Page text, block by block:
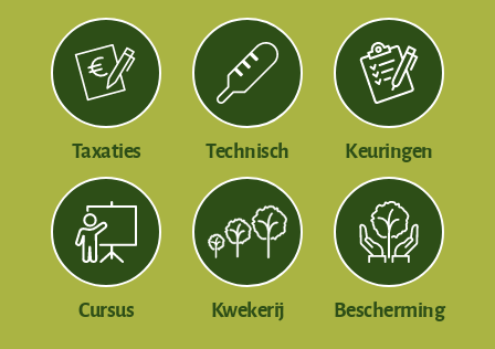
Taxaties Technisch Keuringen
Cursus Kwekerij Bescherming